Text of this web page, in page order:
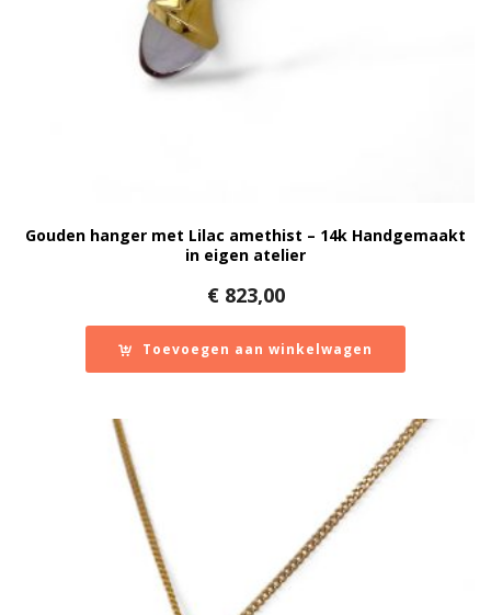
Gouden hanger met Lilac amethist – 14k Handgemaakt
in eigen atelier
€823,00
Toevoegen aan winkelwagen